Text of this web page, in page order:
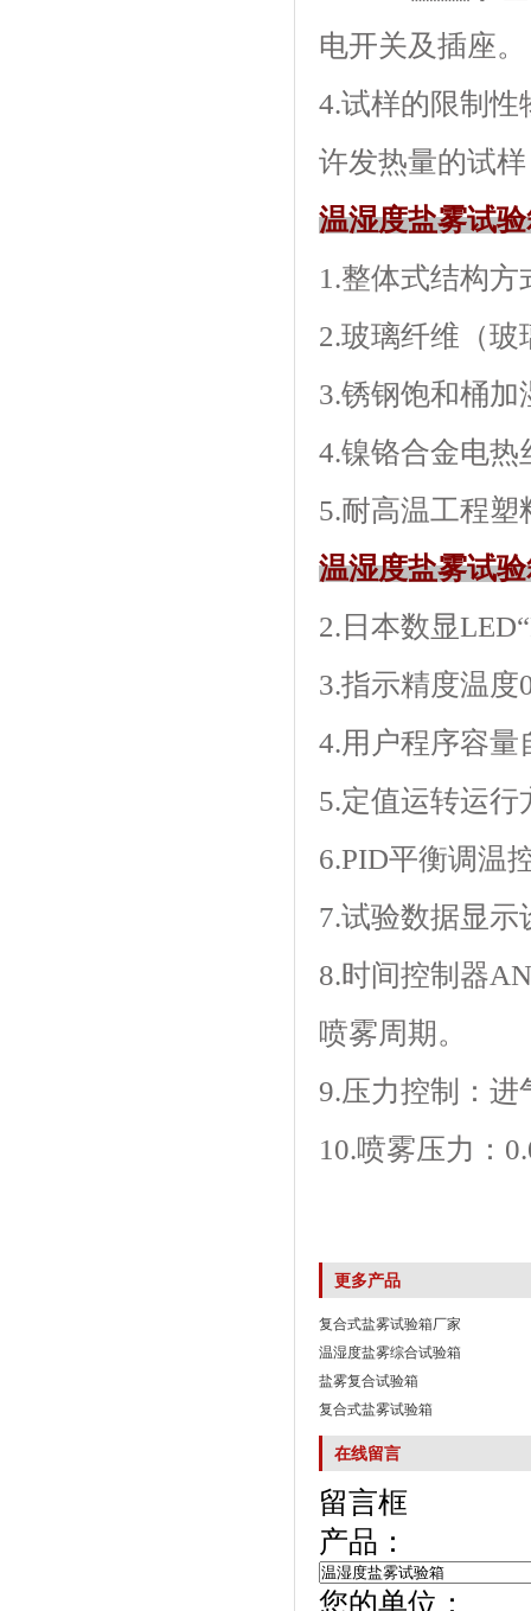
电开关及插座。
4.试样的限制性
许发热量的试样
温湿度盐雾试
1.整体式结构方
2.玻璃纤维（玻
3.锈钢饱和桶
4.镍铬合金电热丝
5.耐高温工程塑
温湿度盐雾试
2.日本数显
3.指示精度温度
4.用户程序容量自
5.定值运转运行方
6.PID平衡调温
7.试验数据显示设
8.时间控制器
喷雾周期。
9.压力控制：进
10.喷雾压力
更多产品
复合式盐雾试验箱厂家
温湿度盐雾综合试验箱
盐雾复合试验箱
复合式盐雾试验箱
在线留言
留言框
产品：
您的单位：